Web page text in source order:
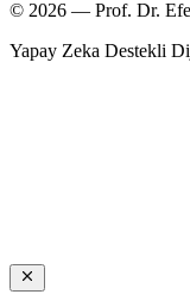
© 2026 — Prof. Dr.
Yapay Zeka Destekli